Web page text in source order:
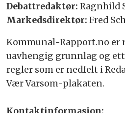
Debattredaktør:Ragnhild
Markedsdirektør:Fred
Kommunal-Rapport.no er
uavhengig grunnlag og
regler som er nedfelt i
Vær Varsom-plakaten.